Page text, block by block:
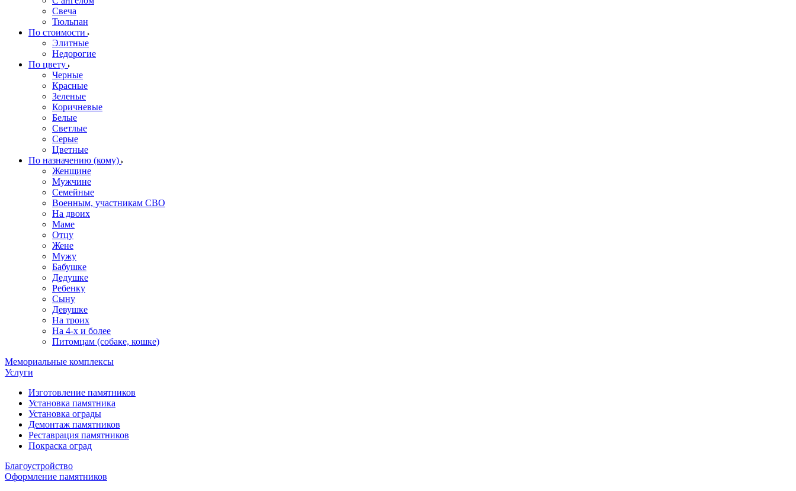
Свеча
Тюльпан
По стоимости
Элитные
Недорогие
По цвету
Черные
Красные
Зеленые
Коричневые
Белые
Светлые
Серые
Цветные
По назначению (кому)
Женщине
Мужчине
Семейные
Военным, участникам СВО
На двоих
Маме
Отцу
Жене
Мужу
Бабушке
Дедушке
Ребенку
Сыну
Девушке
На троих
На 4-х и более
Питомцам (собаке, кошке)
Мемориальные комплексы
Услуги
Изготовление памятников
Установка памятника
Установка ограды
Демонтаж памятников
Реставрация памятников
Покраска оград
Благоустройство
Оформление памятников